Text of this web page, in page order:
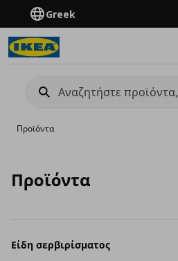
Greek
Προϊόντα
Προϊόντα
Είδη σερβιρίσματος